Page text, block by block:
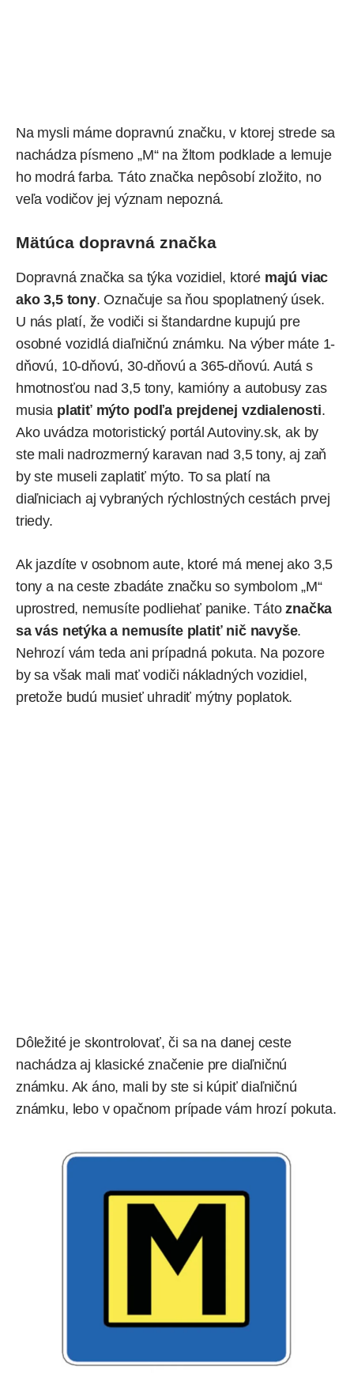
Na mysli máme dopravnú značku, v ktorej strede sa
nachádza písmeno „M“ na žltom podklade a lemuje
ho modrá farba. Táto značka nepôsobí zložito, no
veľa vodičov jej význam nepozná.
Mätúca dopravná značka
Dopravná značka sa týka vozidiel, ktoré majú viac
ako 3,5 tony. Označuje sa ňou spoplatnený úsek.
U nás platí, že vodiči si štandardne kupujú pre
osobné vozidládiaľničnú známku. Na výber máte 1-
dňovú, 10-dňovú, 30-dňovú a 365-dňovú. Autá s
hmotnosťou nad 3,5 tony, kamióny a autobusy zas
musia platiť mýto podľa prejdenej vzdialenosti.
Ako uvádza motoristický portál Autoviny.sk, ak by
ste mali nadrozmerný karavan nad 3,5 tony, aj zaň
by ste museli zaplatiť mýto. To sa platí na
diaľniciach aj vybraných rýchlostných cestách prvej
triedy.
Ak jazdíte v osobnom aute, ktoré má menej ako 3,5
tony a na ceste zbadáte značku so symbolom „M“
uprostred, nemusíte podliehať panike. Tátoznačka
sa vás netýka a nemusíte platiť nič navyše.
Nehrozí vám teda ani prípadná pokuta. Na pozore
by sa však mali mať vodiči nákladných vozidiel,
pretože budú musieť uhradiť mýtny poplatok.
Dôležité je skontrolovať, či sa na danej ceste
nachádza aj klasické značenie pre diaľničnú
známku. Ak áno, mali by ste si kúpiť diaľničnú
známku, lebo v opačnom prípade vám hrozí pokuta.